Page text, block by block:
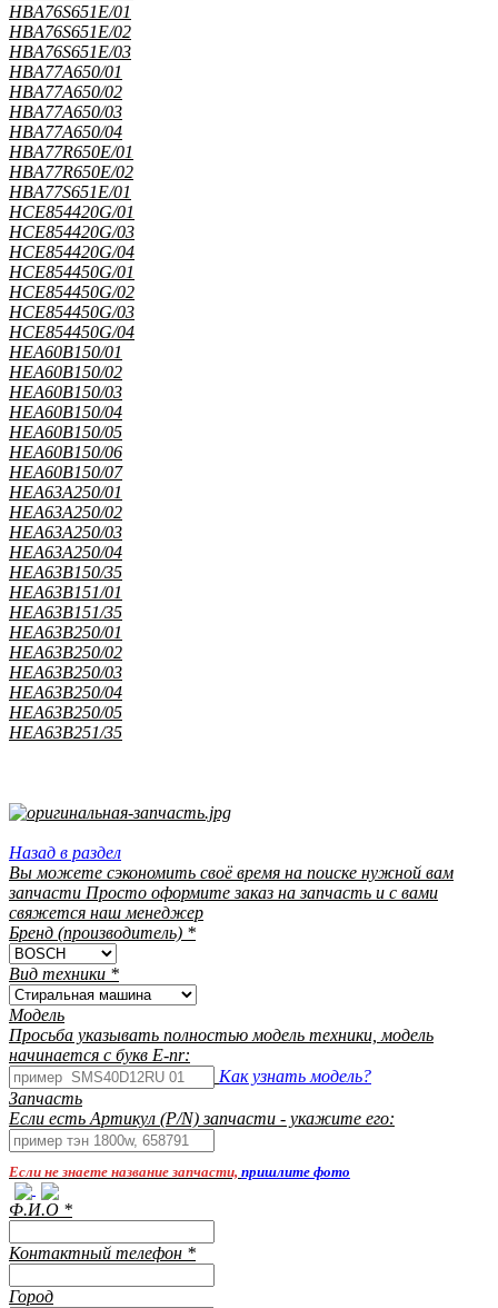
HBA76S651E/01
HBA76S651E/02
HBA76S651E/03
HBA77A650/01
HBA77A650/02
HBA77A650/03
HBA77A650/04
HBA77R650E/01
HBA77R650E/02
HBA77S651E/01
HCE854420G/01
HCE854420G/03
HCE854420G/04
HCE854450G/01
HCE854450G/02
HCE854450G/03
HCE854450G/04
HEA60B150/01
HEA60B150/02
HEA60B150/03
HEA60B150/04
HEA60B150/05
HEA60B150/06
HEA60B150/07
HEA63A250/01
HEA63A250/02
HEA63A250/03
HEA63A250/04
HEA63B150/35
HEA63B151/01
HEA63B151/35
HEA63B250/01
HEA63B250/02
HEA63B250/03
HEA63B250/04
HEA63B250/05
HEA63B251/35
Назад в раздел
Вы можете сэкономить своё время на поиске нужной вам
запчасти Просто оформите заказ на запчасть и с вами
свяжется наш менеджер
Бренд (производитель) *
Вид техники *
Модель
Просьба указывать полностью модель техники, модель
начинается с букв E-nr:
Как узнать модель?
Запчасть
Если есть Артикул (P/N) запчасти - укажите его:
Если не знаете название запчасти, пришлите фото
Ф.И.О *
Контактный телефон *
Город